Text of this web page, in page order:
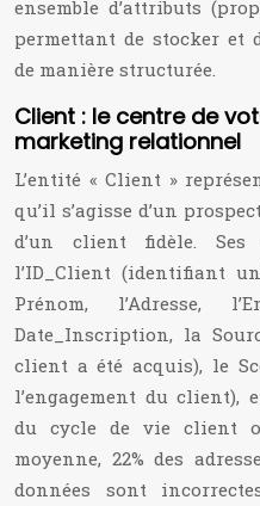
ensemble d’attributs
permettant de stocker et
de manière structurée.
Client : le centre de
marketing relationnel
L’entité « Client »
qu’il s’agisse d’un
d’un client fidèle.
l’ID_Client (identifiant
Prénom, l’Adresse,
Date_Inscription, la
client a été acquis), le
l’engagement du client),
du cycle de vie client
moyenne, 22% des
données sont